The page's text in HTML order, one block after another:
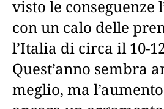
visto le conseguenze
con un calo delle
l’Italia di circa il 10-
Quest’anno sembra
meglio, ma